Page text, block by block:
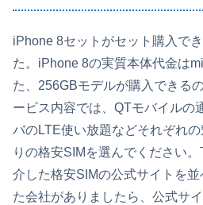
iPhone 8セットがセット購入で
た。iPhone 8の実質本体代金は
た、256GBモデルが購入できる
ービス内容では、QTモバイルの
バのLTE使い放題などそれぞれ
りの格安SIMを選んでください
介した格安SIMの公式サイトを
た会社がありましたら、公式サ